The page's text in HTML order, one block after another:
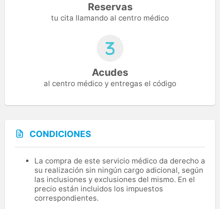
Reservas
tu cita llamando al centro médico
Acudes
al centro médico y entregas el código
CONDICIONES
La compra de este servicio médico da derecho a
su realización sin ningún cargo adicional, según
las inclusiones y exclusiones del mismo. En el
precio están incluidos los impuestos
correspondientes.